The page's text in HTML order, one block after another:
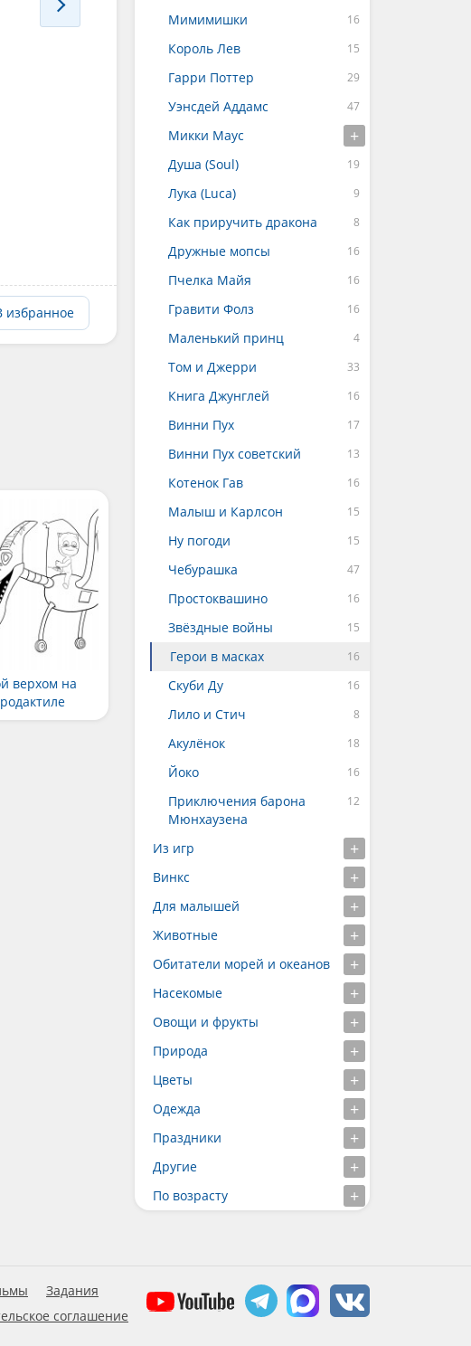
избранное
верхом на
Мимимишки
Король Лев
Гарри Поттер
Уэнсдей Аддамс
Микки Маус
Душа (Soul)
Лука (Luca)
Как приручить дракона
Дружные мопсы
Пчелка Майя
Гравити Фолз
Маленький принц
Том и Джерри
Книга Джунглей
Винни Пух
Винни Пух советский
Котенок Гав
Малыш и Карлсон
Ну погоди
Чебурашка
Простоквашино
Звёздные войны
Герои в масках
Скуби Ду
Лило и Стич
Акулёнок
Йоко
Приключения барона
Мюнхаузена
Из игр
Винкс
Для малышей
Животные
Обитатели морей и океанов
Насекомые
Овощи и фрукты
Природа
Цветы
Одежда
Праздники
Другие
По возрасту
Задания
соглашение